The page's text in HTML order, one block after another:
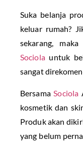
Suka belanja
keluar rumah?
sekarang,
Sociolauntuk
sangat
BersamaSociola
kosmetik dan
Produk akan
yang belum